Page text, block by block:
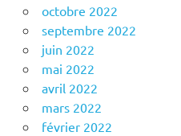
octobre 2022
septembre 2022
juin 2022
mai 2022
avril 2022
mars 2022
février 2022